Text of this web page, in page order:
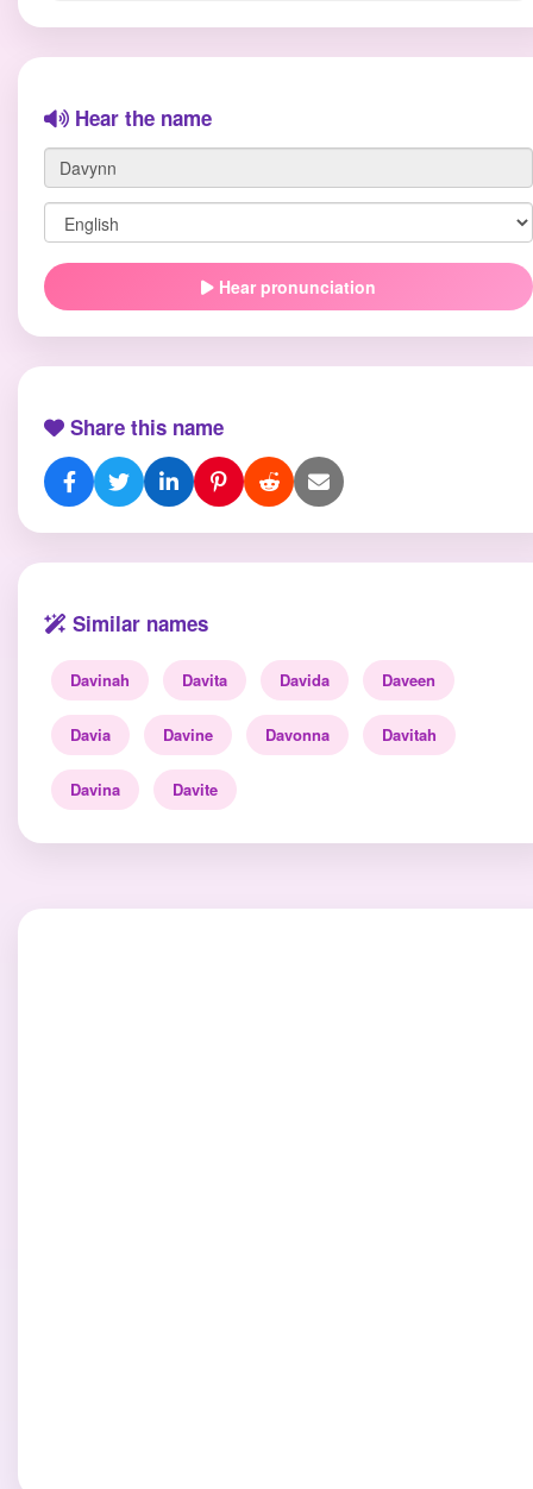
Hear the name
Hear pronunciation
Share this name
Similar names
Davinah Davita Davida Daveen
Davia Davine Davonna Davitah
Davina Davite